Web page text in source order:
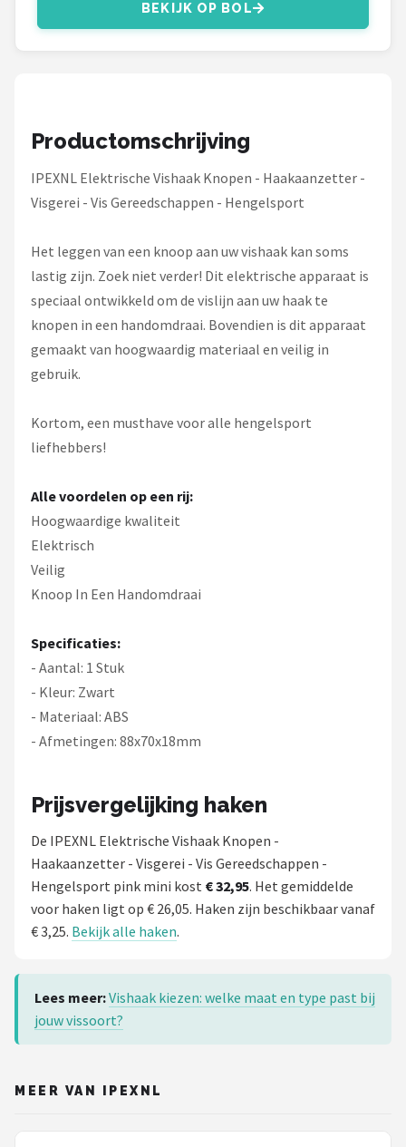
Gamakatsu
BEKIJK OP BOL
Productomschrijving
IPEXNL Elektrische Vishaak Knopen - Haakaanzetter -
Visgerei - Vis Gereedschappen - Hengelsport
Het leggen van een knoop aan uw vishaak kan soms
lastig zijn. Zoek niet verder! Dit elektrische apparaat is
speciaal ontwikkeld om de vislijn aan uw haak te
knopen in een handomdraai. Bovendien is dit apparaat
gemaakt van hoogwaardig materiaal en veilig in
gebruik.
Kortom, een musthave voor alle hengelsport
liefhebbers!
Alle voordelen op een rij:
Hoogwaardige kwaliteit
Elektrisch
Veilig
Knoop In Een Handomdraai
Specificaties:
- Aantal: 1 Stuk
- Kleur: Zwart
- Materiaal: ABS
- Afmetingen: 88x70x18mm
Prijsvergelijking haken
De IPEXNL Elektrische Vishaak Knopen -
Haakaanzetter - Visgerei - Vis Gereedschappen -
Hengelsport pink mini kost € 32,95. Het gemiddelde
voor haken ligt op € 26,05. Haken zijn beschikbaar vanaf
€ 3,25. Bekijk alle haken.
Lees meer:Vishaak kiezen: welke maat en type past bij
jouw vissoort?
MEER VAN IPEXNL